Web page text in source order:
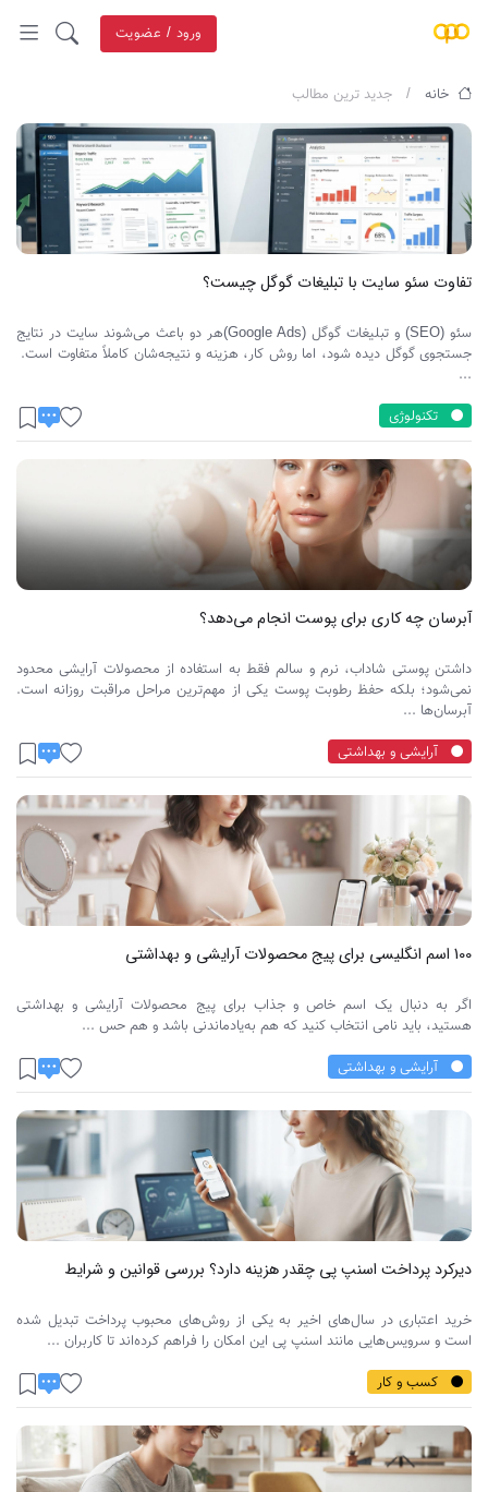
ورود / عضویت
خانه جدید ترین مطالب
تفاوت سئو سایت با تبلیغات گوگل چیست؟
سئو (SEO) و تبلیغات گوگل (Google Ads)هر دو باعث می‌شوند سایت در نتایج
جستجوی گوگل دیده شود، اما روش کار، هزینه و نتیجه‌شان کاملاً متفاوت است.
...
تکنولوژی
آبرسان چه کاری برای پوست انجام می‌دهد؟
داشتن پوستی شاداب، نرم و سالم فقط به استفاده از محصولات آرایشی محدود
نمی‌شود؛ بلکه حفظ رطوبت پوست یکی از مهم‌ترین مراحل مراقبت روزانه است.
آبرسان‌ها ...
آرایشی و بهداشتی
100 اسم انگلیسی برای پیج محصولات آرایشی و بهداشتی
اگر به دنبال یک اسم خاص و جذاب برای پیج محصولات آرایشی و بهداشتی
هستید، باید نامی انتخاب کنید که هم به‌یادماندنی باشد و هم حس ...
آرایشی و بهداشتی
دیرکرد پرداخت اسنپ پی چقدر هزینه دارد؟ بررسی قوانین و شرایط
خرید اعتباری در سال‌های اخیر به یکی از روش‌های محبوب پرداخت تبدیل شده
است و سرویس‌هایی مانند اسنپ پی این امکان را فراهم کرده‌اند تا کاربران ...
کسب و کار